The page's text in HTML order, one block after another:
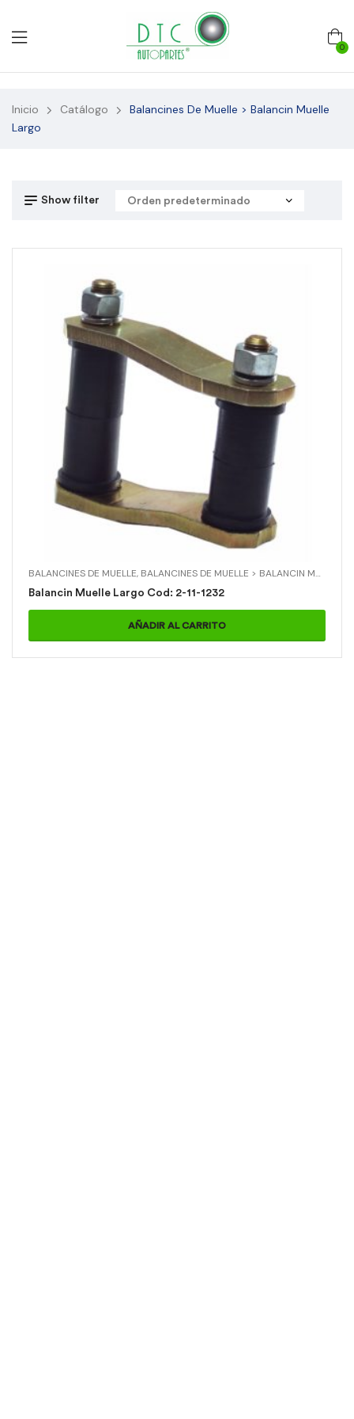
0
Inicio Catálogo
Balancines De Muelle > Balancin Muelle
Largo
Show filter
BALANCINES DE MUELLE, BALANCINES DE MUELLE > BALANCIN MUELLE LARGO
Balancin Muelle Largo Cod: 2-11-1232
AÑADIR AL CARRITO